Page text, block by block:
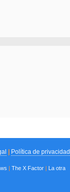
Política de privacidad
| The X Factor | La otra